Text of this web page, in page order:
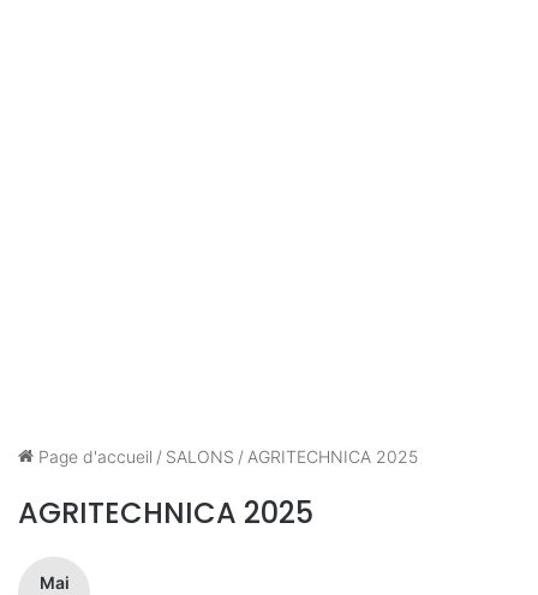
Page d'accueil / SALONS / AGRITECHNICA 2025
AGRITECHNICA 2025
Mai